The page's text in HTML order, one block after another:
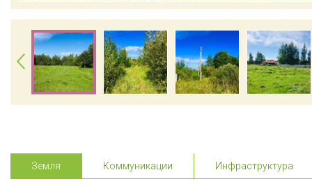
Земля Коммуникации Инфраструктура